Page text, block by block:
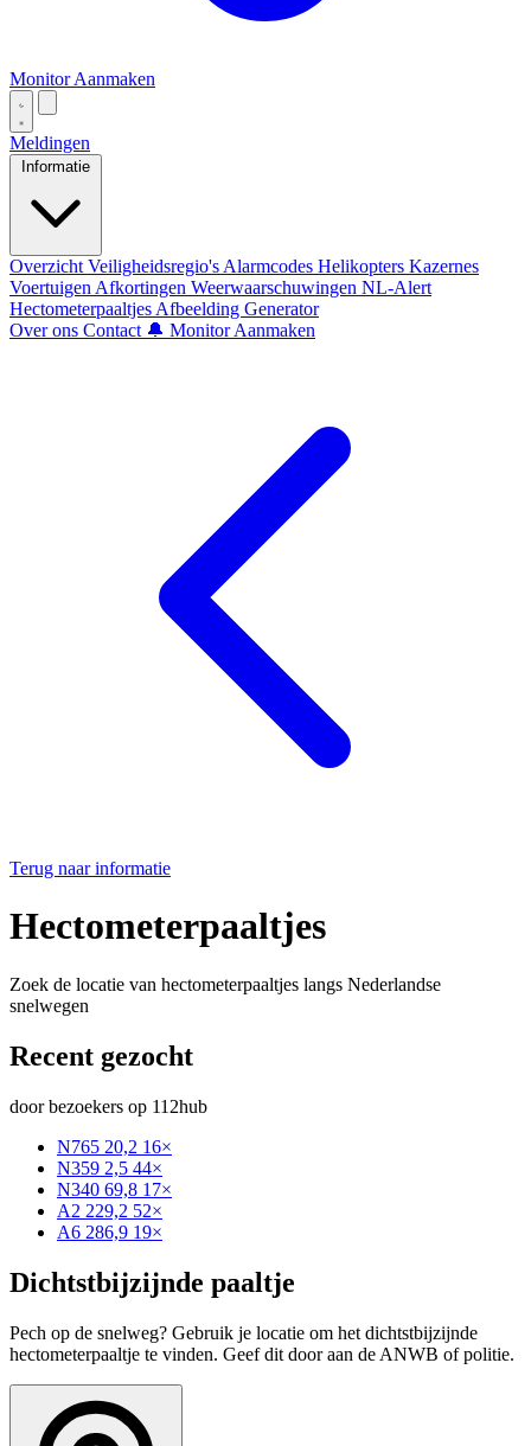
Monitor Aanmaken
Meldingen
Informatie
Overzicht Veiligheidsregio's Alarmcodes Helikopters Kazernes
Voertuigen Afkortingen Weerwaarschuwingen NL-Alert
Hectometerpaaltjes Afbeelding Generator
Over ons Contact 🔔 Monitor Aanmaken
Terug naar informatie
Hectometerpaaltjes
Zoek de locatie van hectometerpaaltjes langs Nederlandse
snelwegen
Recent gezocht
door bezoekers op 112hub
N765 20,2 16×
N359 2,5 44×
N340 69,8 17×
A2 229,2 52×
A6 286,9 19×
Dichtstbijzijnde paaltje
Pech op de snelweg? Gebruik je locatie om het dichtstbijzijnde
hectometerpaaltje te vinden. Geef dit door aan de ANWB of politie.